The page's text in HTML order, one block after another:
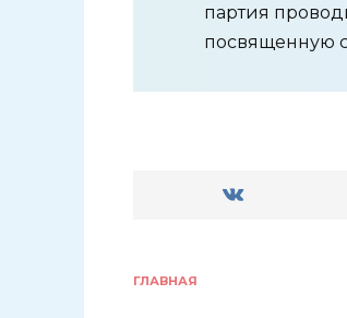
партия
посвященную
ГЛАВНАЯ